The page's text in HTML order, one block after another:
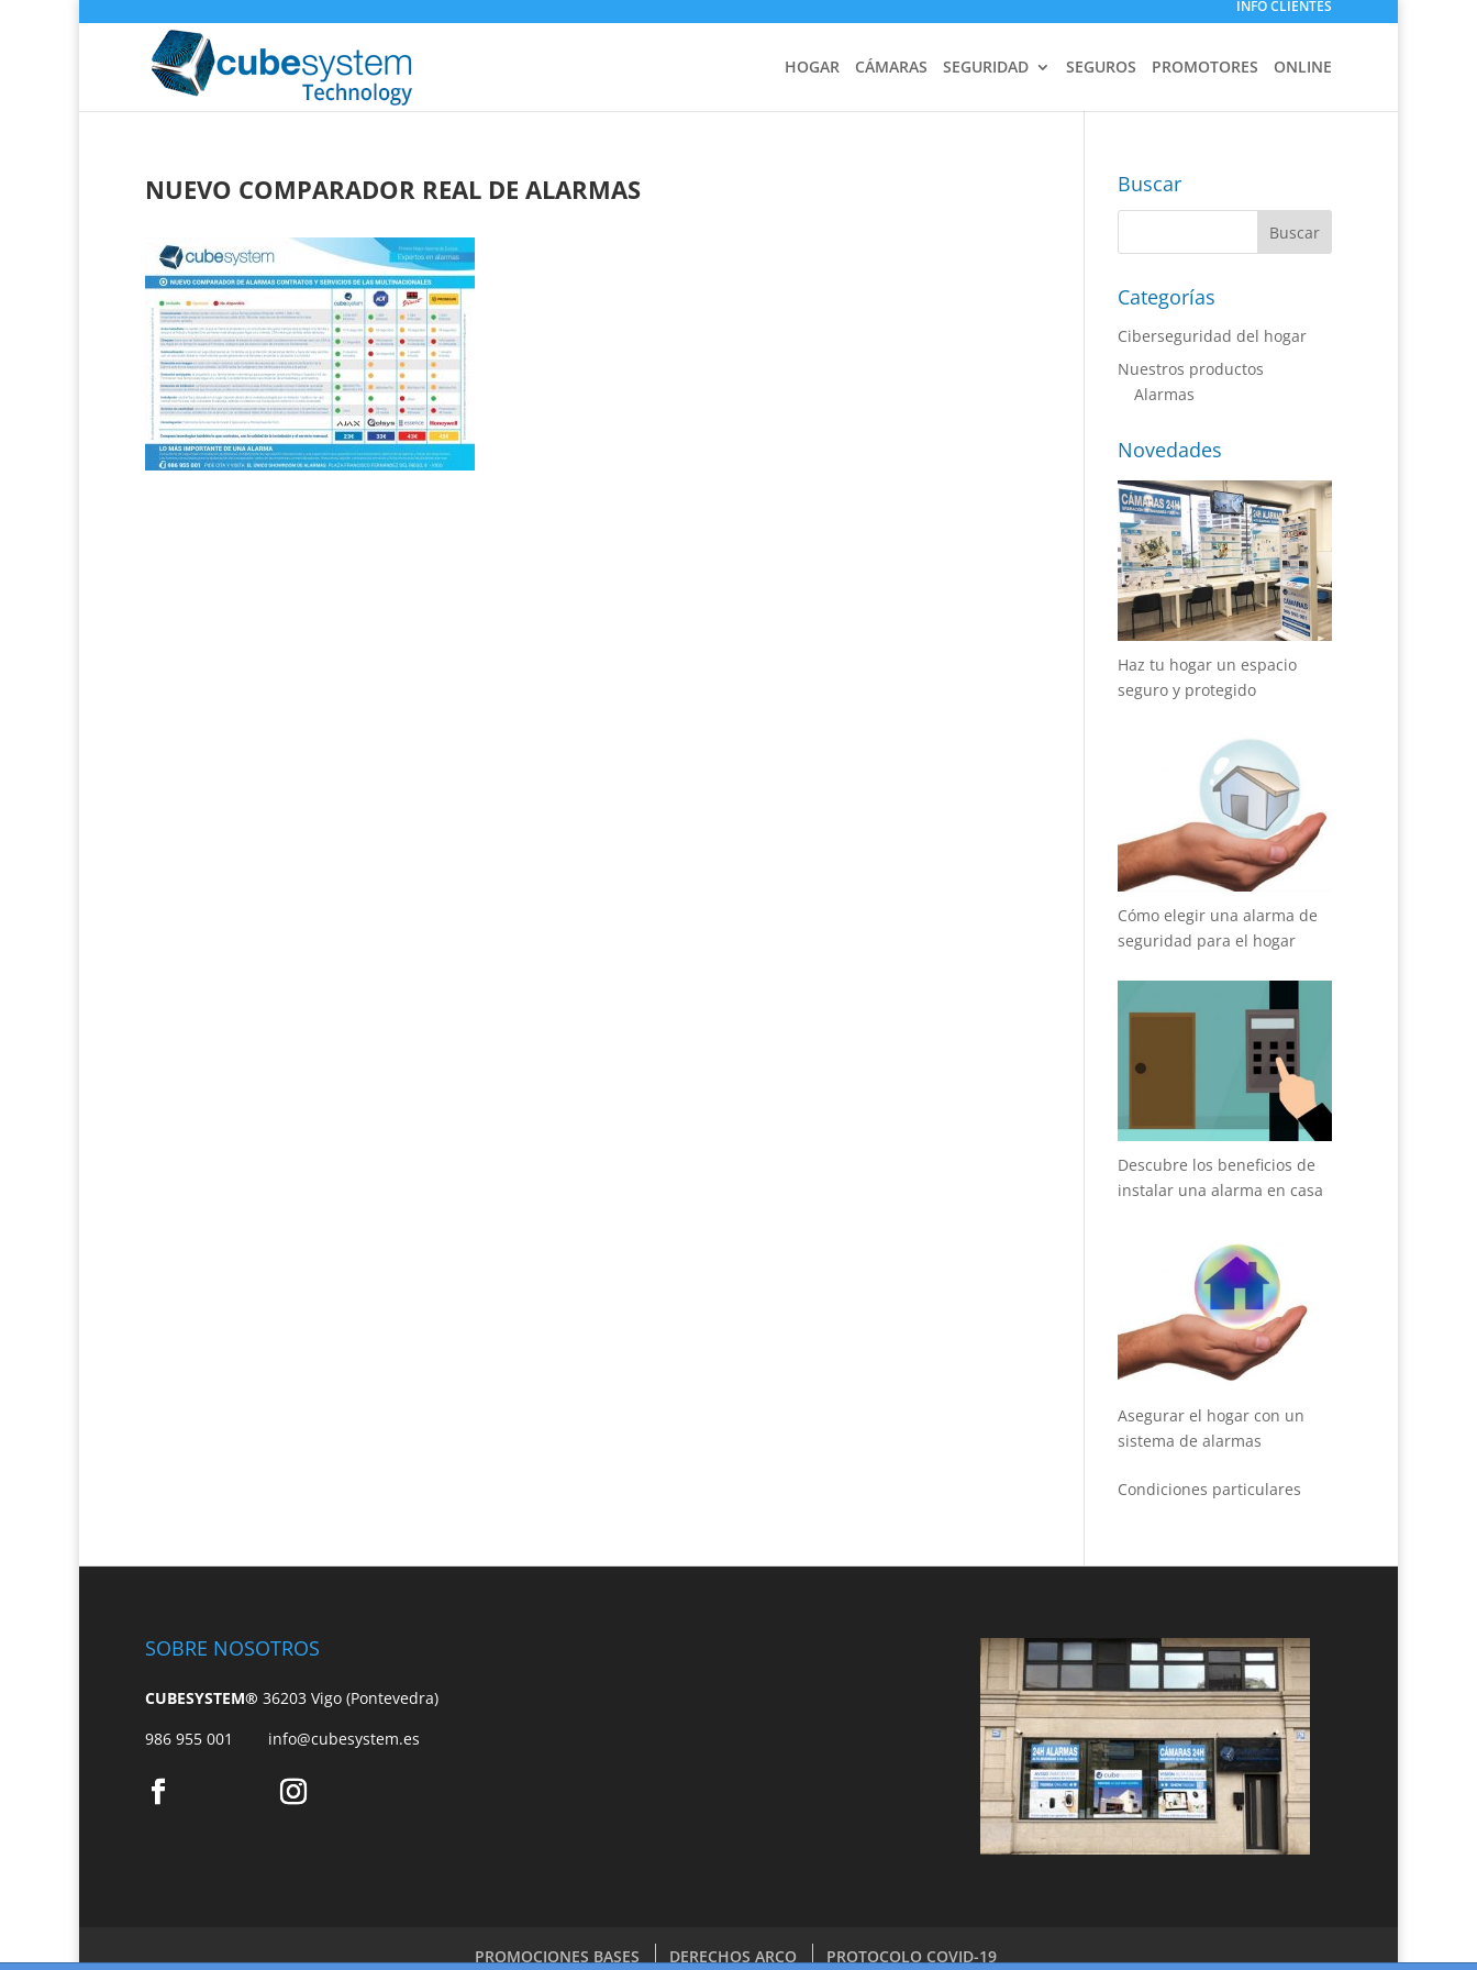
INFO CLIENTES
HOGAR CÁMARAS SEGURIDAD SEGUROS PROMOTORES ONLINE
NUEVO COMPARADOR REAL DE ALARMAS Buscar
Categorías
Ciberseguridad del hogar
Nuestros productos
Alarmas
Novedades
Haz tu hogar un espacio
seguro y protegido
Cómo elegir una alarma de
seguridad para el hogar
Descubre los beneficios de
instalar una alarma en casa
Asegurar el hogar con un
sistema de alarmas
Condiciones particulares
SOBRE NOSOTROS
CUBESYSTEM® 36203 Vigo (Pontevedra)
986 955 001 info@cubesystem.es
PROMOCIONES BASES DERECHOS ARCO PROTOCOLO COVID-19